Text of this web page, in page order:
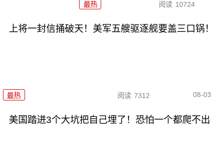
最热 阅读 10724
上将一封信捅破天！美军五艘驱逐舰要盖三口锅！
最热 阅读 7312 08-03
美国踏进3个大坑把自己埋了！恐怕一个都爬不出